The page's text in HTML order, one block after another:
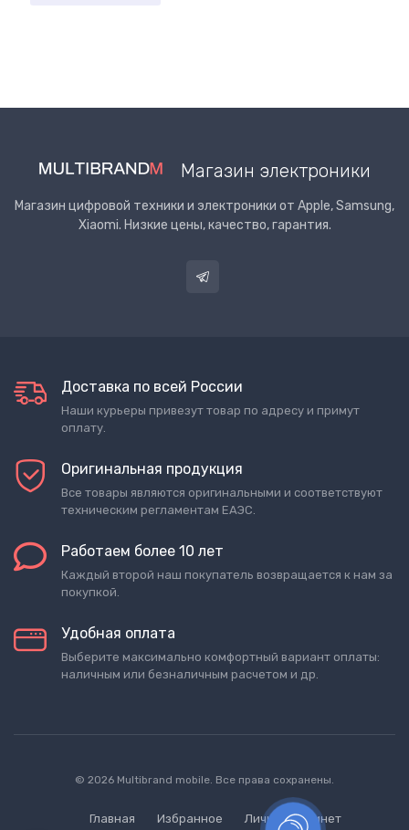
Магазин электроники
Магазин цифровой техники и электроники от Apple, Samsung,
Xiaomi. Низкие цены, качество, гарантия.
Доставка по всей России
Наши курьеры привезут товар по адресу и примут
оплату.
Оригинальная продукция
Все товары являются оригинальными и соответствуют
техническим регламентам ЕАЭС.
Работаем более 10 лет
Каждый второй наш покупатель возвращается к нам за
покупкой.
Удобная оплата
Выберите максимально комфортный вариант оплаты:
наличным или безналичным расчетом и др.
© 2026 Multibrand mobile. Все права сохранены.
Главная Избранное Личный кабинет